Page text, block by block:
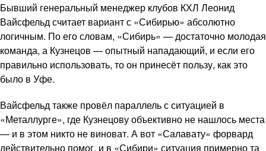
Бывший генеральный менеджер клубов КХЛ Леонид
Вайсфельд считает вариант с «Сибирью» абсолютно
логичным. По его словам, «Сибирь» — достаточно молодая
команда, а Кузнецов — опытный нападающий, и если его
правильно использовать, то он принесёт пользу, как это
было в Уфе.
Вайсфельд также провёл параллель с ситуацией в
«Металлурге», где Кузнецову объективно не нашлось места
— и в этом никто не виноват. А вот «Салавату» форвард
действительно помог, и в «Сибири» ситуация примерно та